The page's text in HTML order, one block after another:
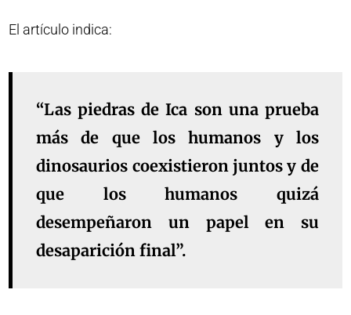
El artículo indica:
“Las piedras de Ica son una prueba
más de que los humanos y los
dinosaurios coexistieron juntos y de
que los humanos quizá
desempeñaron un papel en su
desaparición final”.